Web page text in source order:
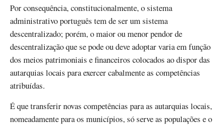
Por consequência, constitucionalmente, o sistema
administrativo português tem de ser um sistema
descentralizado; porém, o maior ou menor pendor de
descentralização que se pode ou deve adoptar varia em função
dos meios patrimoniais e financeiros colocados ao dispor das
autarquias locais para exercer cabalmente as competências
atribuídas.
É que transferir novas competências para as autarquias locais,
nomeadamente para os municípios, só serve as populações e o